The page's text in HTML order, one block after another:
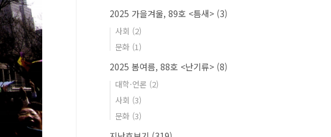
2025 가을겨울, 89호 <틈새> (3)
사회 (2)
문화 (1)
2025 봄여름, 88호 <난기류> (8)
대학·언론 (2)
사회 (3)
문화 (3)